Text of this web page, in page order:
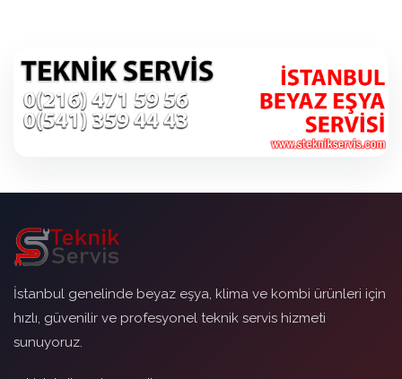
İstanbul genelinde beyaz eşya, klima ve kombi ürünleri için
hızlı, güvenilir ve profesyonel teknik servis hizmeti
sunuyoruz.